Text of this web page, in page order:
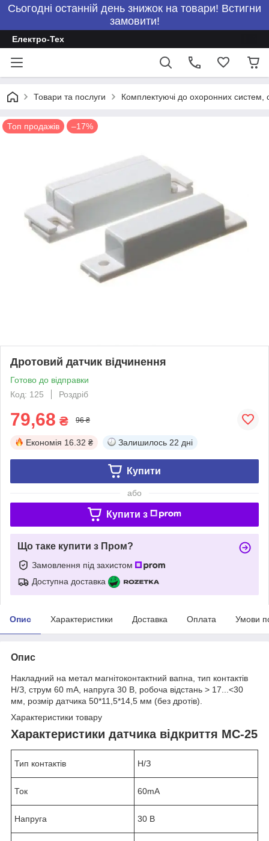
Сьогодні останній день знижок на товари! Встигни
замовити!
Електро-Тех
Товари та послуги Комплектуючі до охоронних систем,
Топ продажів –17%
Дротовий датчик відчинення
Готово до відправки
Код: 125
Роздріб
79,68 ₴ 96 ₴
Економія 16.32 ₴ Залишилось 22 дні
Купити
або
Купити з
Що таке купити з Пром?
Замовлення під захистом
Доступна доставка
Опис Характеристики Доставка Оплата Умови
Опис
Накладний на метал магнітоконтактний вапна, тип контактів
Н/З, струм 60 mA, напруга 30 В, робоча відстань > 17...<30
мм, розмір датчика 50*11,5*14,5 мм (без дротів).
Характеристики товару
Характеристики датчика відкриття MC-25
Тип контактів Н/З
Ток 60mA
Напруга 30 В